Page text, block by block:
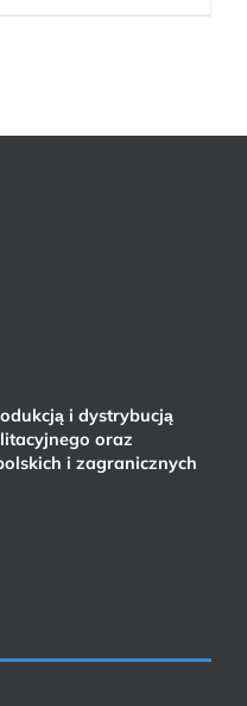
i dystrybucją
oraz
i zagranicznych